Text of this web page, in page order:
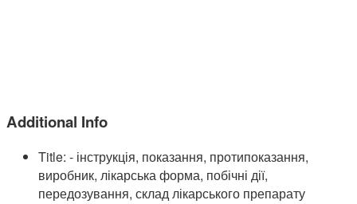
Additional Info
Title: - інструкція, показання, протипоказання,
виробник, лікарська форма, побічні дії,
передозування, склад лікарського препарату